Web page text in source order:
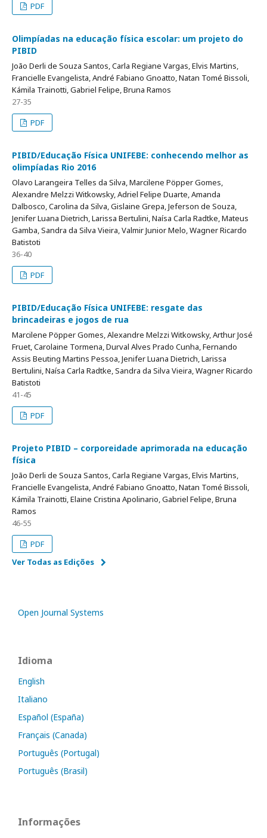
PDF
Olimpíadas na educação física escolar: um projeto do
PIBID
João Derli de Souza Santos, Carla Regiane Vargas, Elvis Martins,
Francielle Evangelista, André Fabiano Gnoatto, Natan Tomé Bissoli,
Kámila Trainotti, Gabriel Felipe, Bruna Ramos
27-35
PDF
PIBID/Educação Física UNIFEBE: conhecendo melhor as
olimpíadas Rio 2016
Olavo Larangeira Telles da Silva, Marcilene Pöpper Gomes,
Alexandre Melzzi Witkowsky, Adriel Felipe Duarte, Amanda
Dalbosco, Carolina da Silva, Gislaine Grepa, Jeferson de Souza,
Jenifer Luana Dietrich, Larissa Bertulini, Naísa Carla Radtke, Mateus
Gamba, Sandra da Silva Vieira, Valmir Junior Melo, Wagner Ricardo
Batistoti
36-40
PDF
PIBID/Educação Física UNIFEBE: resgate das
brincadeiras e jogos de rua
Marcilene Pöpper Gomes, Alexandre Melzzi Witkowsky, Arthur José
Fruet, Carolaine Tormena, Durval Alves Prado Cunha, Fernando
Assis Beuting Martins Pessoa, Jenifer Luana Dietrich, Larissa
Bertulini, Naísa Carla Radtke, Sandra da Silva Vieira, Wagner Ricardo
Batistoti
41-45
PDF
Projeto PIBID – corporeidade aprimorada na educação
física
João Derli de Souza Santos, Carla Regiane Vargas, Elvis Martins,
Francielle Evangelista, André Fabiano Gnoatto, Natan Tomé Bissoli,
Kámila Trainotti, Elaine Cristina Apolinario, Gabriel Felipe, Bruna
Ramos
46-55
PDF
Ver Todas as Edições
Open Journal Systems
Idioma
English
Italiano
Español (España)
Français (Canada)
Português (Portugal)
Português (Brasil)
Informações